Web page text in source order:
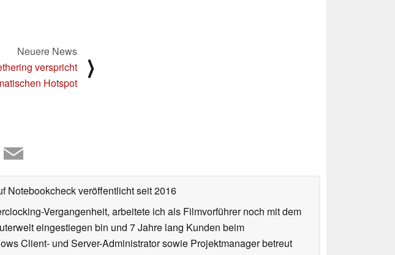
Neuere News
verspricht
Hotspot
⟩
Notebookcheck veröffentlichtseit 2016
Vergangenheit, arbeitete ich als Filmvorführer noch mit dem
eingestiegen bin und 7 Jahre lang Kunden beim
Client- und Server-Administrator sowie Projektmanager betreut